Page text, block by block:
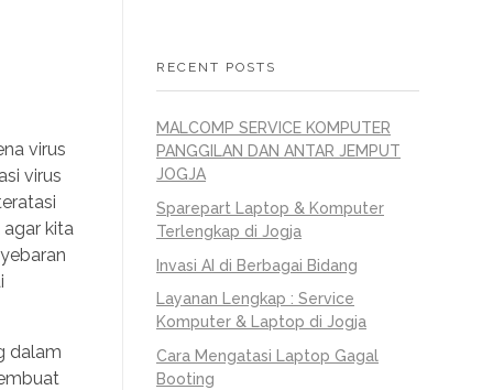
virus
virus
kita
dalam
RECENT POSTS
MALCOMP SERVICE KOMPUTER
PANGGILAN DAN ANTAR JEMPUT
JOGJA
Sparepart Laptop & Komputer
Terlengkap di Jogja
Invasi AI di Berbagai Bidang
Layanan Lengkap : Service
Komputer & Laptop di Jogja
Cara Mengatasi Laptop Gagal
Booting